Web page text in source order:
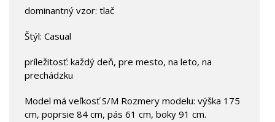
dominantný vzor: tlač
Štýl: Casual
príležitosť: každý deň, pre mesto, na leto, na
prechádzku
Model má veľkosť S/M Rozmery modelu: výška 175
cm, poprsie 84 cm, pás 61 cm, boky 91 cm.